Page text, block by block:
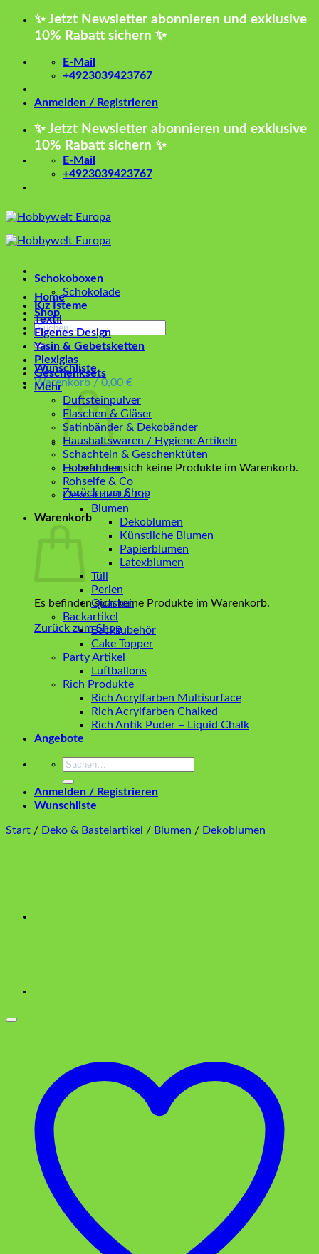
Zum
✨ Jetzt Newsletter abonnieren und exklusive
10% Rabatt sichern ✨
E-Mail
+4923039423767
Anmelden / Registrieren
✨ Jetzt Newsletter abonnieren und exklusive
10% Rabatt sichern ✨
E-Mail
+4923039423767
Home
Shop
Suchen
nach:
Wunschliste
Warenkorb / 0,00 €
Es befinden sich keine Produkte im Warenkorb.
Zurück zum Shop
Warenkorb
Es befinden sich keine Produkte im Warenkorb.
Zurück zum Shop
Schokoboxen
Schokolade
Kız İsteme
Textil
Eigenes Design
Yasin & Gebetsketten
Plexiglas
Geschenksets
Mehr
Duftsteinpulver
Flaschen & Gläser
Satinbänder & Dekobänder
Haushaltswaren / Hygiene Artikeln
Schachteln & Geschenktüten
Holzrahmen
Rohseife & Co
Dekoartikel & Co
Blumen
Dekoblumen
Künstliche Blumen
Papierblumen
Latexblumen
Tüll
Perlen
Quasten
Backartikel
Backzubehör
Cake Topper
Party Artikel
Luftballons
Rich Produkte
Rich Acrylfarben Multisurface
Rich Acrylfarben Chalked
Rich Antik Puder – Liquid Chalk
Angebote
Suchen
Anmelden / Registrieren
Wunschliste
Start / Deko & Bastelartikel / Blumen / Dekoblumen